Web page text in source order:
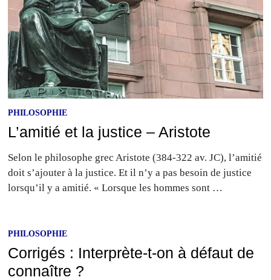
PHILOSOPHIE
L’amitié et la justice – Aristote
Selon le philosophe grec Aristote (384-322 av. JC), l’amitié
doit s’ajouter à la justice. Et il n’y a pas besoin de justice
lorsqu’il y a amitié. « Lorsque les hommes sont …
PHILOSOPHIE
Corrigés : Interprète-t-on à défaut de
connaître ?